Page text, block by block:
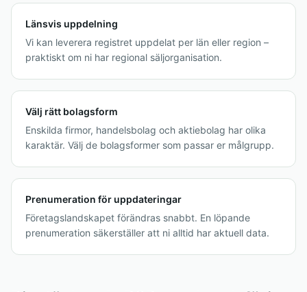
Länsvis uppdelning
Vi kan leverera registret uppdelat per län eller region –
praktiskt om ni har regional säljorganisation.
Välj rätt bolagsform
Enskilda firmor, handelsbolag och aktiebolag har olika
karaktär. Välj de bolagsformer som passar er målgrupp.
Prenumeration för uppdateringar
Företagslandskapet förändras snabbt. En löpande
prenumeration säkerställer att ni alltid har aktuell data.